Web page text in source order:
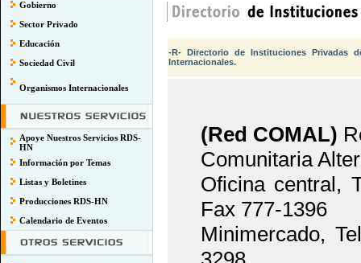
Gobierno
Sector Privado
Educación
Sociedad Civil
Organismos Internacionales
Apoye Nuestros Servicios RDS-
HN
Información por Temas
Listas y Boletines
Producciones RDS-HN
Calendario de Eventos
-R- Directorio de Instituciones Privadas
Internacionales.
(Red COMAL)
Comunitaria
Oficina central,
Fax 777-1396
Minimercado,